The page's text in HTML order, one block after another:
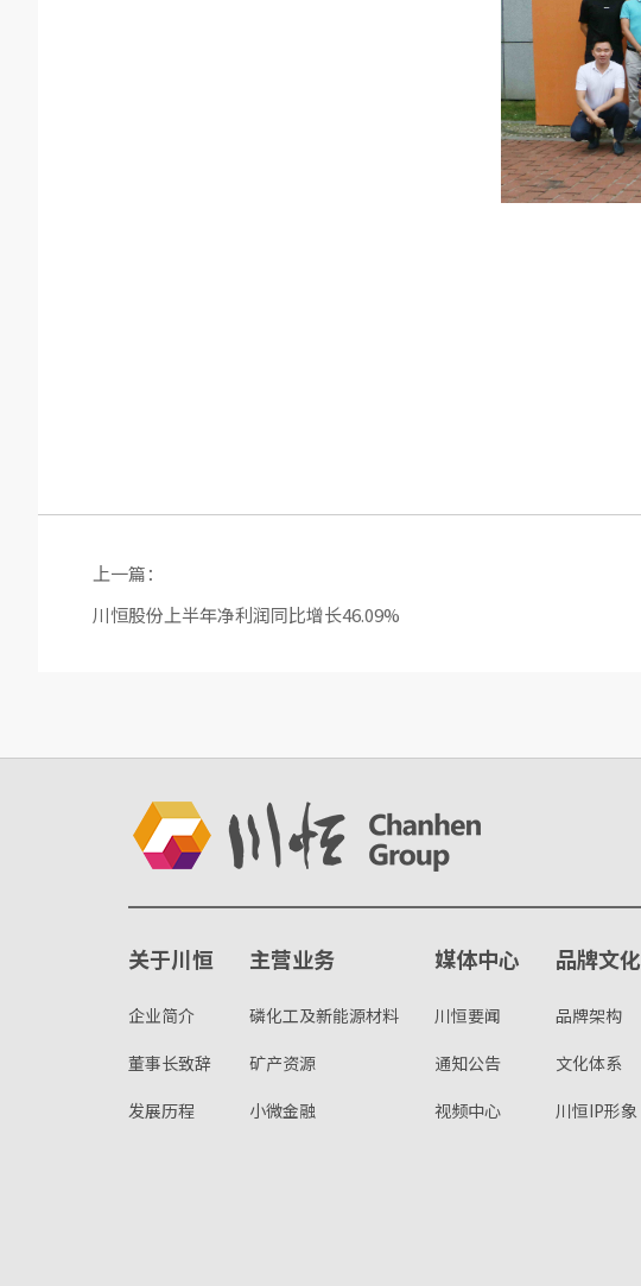
上一篇：
川恒股份上半年净利润同比增长46.09%
关于川恒
企业简介
董事长致辞
发展历程
主营业务
磷化工及新能源材料
矿产资源
小微金融
媒体中心
川恒要闻
通知公告
视频中心
品牌文化
品牌架构
文化体系
川恒IP形象